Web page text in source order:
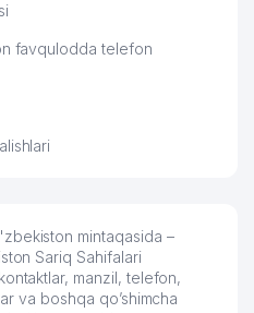
favqulodda telefon
mintaqasida –
Sariq Sahifalari
manzil, telefon,
va boshqa qo’shimcha